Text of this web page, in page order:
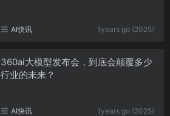
AI快讯 1years go (2025)
360ai大模型发布会，到底会颠覆多少
行业的未来？
AI快讯 1years go (2025)